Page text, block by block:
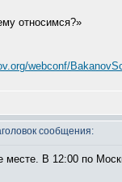
относимся?»
webconf/
сообщения:
месте. В 12:00 по